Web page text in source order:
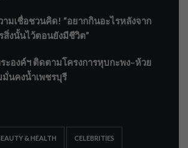
ามเชื่อชวนคิด! “อยากกินอะไรหลังจาก
สิ่งนั้นไว้ตอนยังมีชีวิต”
ะองค์ฯ ติดตามโครงการหุบกะพง–ห้วย
มั่นคงน้ำเพชรบุรี
& HEALTH CELEBRITIES